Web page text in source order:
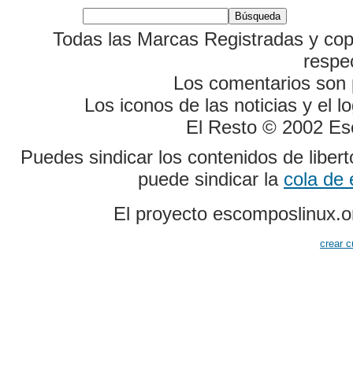
Todas las Marcas Registradas y
Los comentarios
Los iconos de las noticias y el
El Resto © 2002
Puedes sindicar los contenidos de
puede sindicar la cola de
El proyecto
crear